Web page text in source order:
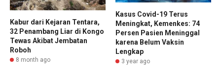
Kabur dari Kejaran Tentara,
32 Penambang Liar di Kongo
Tewas Akibat Jembatan
Roboh
8 month ago
Kasus Covid-19 Terus
Meningkat, Kemenkes: 74
Persen Pasien Meninggal
karena Belum Vaksin
Lengkap
3 year ago